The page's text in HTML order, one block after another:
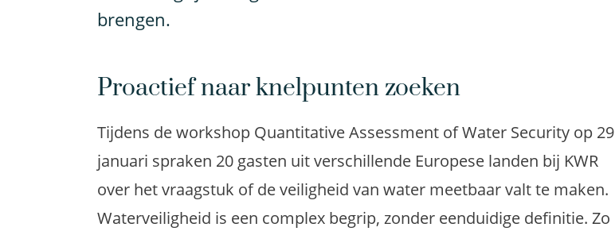
brengen.
Proactief naar knelpunten zoeken
Tijdens de workshop Quantitative Assessment of Water Security op 29
januari spraken 20 gasten uit verschillende Europese landen bij KWR
over het vraagstuk of de veiligheid van water meetbaar valt te maken.
Waterveiligheid is een complex begrip, zonder eenduidige definitie. Zo